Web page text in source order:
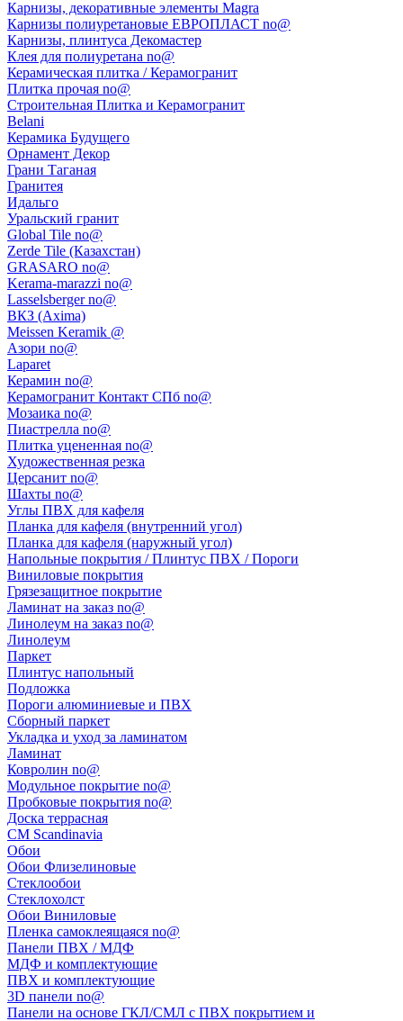
Карнизы, декоративные элементы Magra
Карнизы полиуретановые ЕВРОПЛАСТ no@
Карнизы, плинтуса Декомастер
Клея для полиуретана no@
Керамическая плитка / Керамогранит
Плитка прочая no@
Строительная Плитка и Керамогранит
Belani
Керамика Будущего
Орнамент Декор
Грани Таганая
Гранитея
Идальго
Уральский гранит
Global Tile no@
Zerde Tile (Казахстан)
GRASARO no@
Kerama-marazzi no@
Lasselsberger no@
ВКЗ (Axima)
Meissen Keramik @
Азори no@
Laparet
Керамин no@
Керамогранит Контакт СПб no@
Мозаика no@
Пиастрелла no@
Плитка уцененная no@
Художественная резка
Церсанит no@
Шахты no@
Углы ПВХ для кафеля
Планка для кафеля (внутренний угол)
Планка для кафеля (наружный угол)
Напольные покрытия / Плинтус ПВХ / Пороги
Виниловые покрытия
Грязезащитное покрытие
Ламинат на заказ no@
Линолеум на заказ no@
Линолеум
Паркет
Плинтус напольный
Подложка
Пороги алюминиевые и ПВХ
Сборный паркет
Укладка и уход за ламинатом
Ламинат
Ковролин no@
Модульное покрытие no@
Пробковые покрытия no@
Доска террасная
CM Scandinavia
Обои
Обои Флизелиновые
Стеклообои
Стеклохолст
Обои Виниловые
Пленка самоклеящаяся no@
Панели ПВХ / МДФ
МДФ и комплектующие
ПВХ и комплектующие
3D панели no@
Панели на основе ГКЛ/СМЛ с ПВХ покрытием и